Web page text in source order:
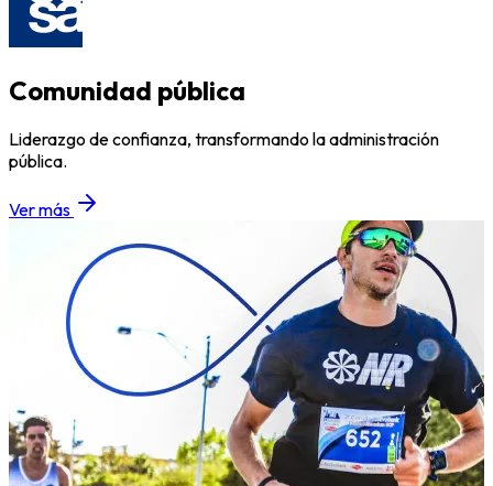
Comunidad pública
Liderazgo de confianza, transformando la administración
pública.
Ver más